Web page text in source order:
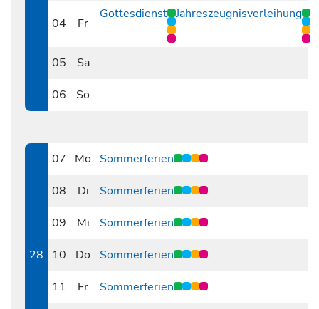
04
Fr
Gottesdienst Jahreszeugnisverleihung
05
Sa
06
So
28
07
Mo Sommerferien
08
Di Sommerferien
09
Mi Sommerferien
10
Do Sommerferien
11
Fr Sommerferien